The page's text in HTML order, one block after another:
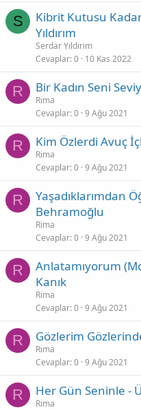
S
Kibrit Kutusu
Yıldırım
Serdar Yıldırım
Cevaplar 0 10 Kas 2022
R Bir Kadın Seni
Rima
Cevaplar 0 9 Ağu 2021
R Kim Özlerdi Avuç
Rima
Cevaplar 0 9 Ağu 2021
R
Yaşadıklarımdan
Behramoğlu
Rima
Cevaplar 0 9 Ağu 2021
R
Anlatamıyorum
Kanık
Rima
Cevaplar 0 9 Ağu 2021
R Gözlerim
Rima
Cevaplar 0 9 Ağu 2021
R Her Gün Seninle -
Rima